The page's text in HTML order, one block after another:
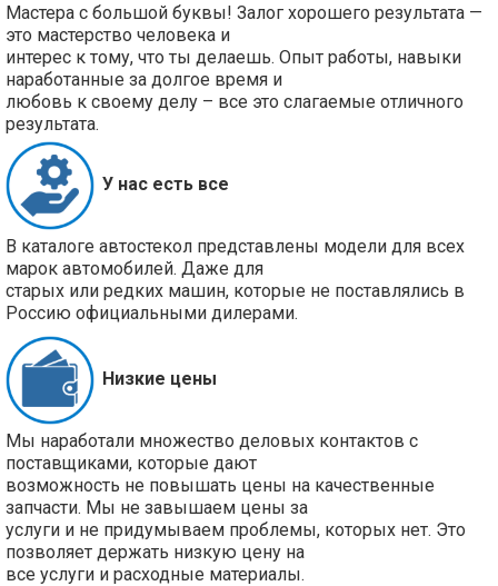
Мастера с большой буквы! Залог хорошего результата —
это мастерство человека и
интерес к тому, что ты делаешь. Опыт работы, навыки
наработанные за долгое время и
любовь к своему делу – все это слагаемые отличного
результата.
У нас есть все
В каталоге автостекол представлены модели для всех
марок автомобилей. Даже для
старых или редких машин, которые не поставлялись в
Россию официальными дилерами.
Низкие цены
Мы наработали множество деловых контактов с
поставщиками, которые дают
возможность не повышать цены на качественные
запчасти. Мы не завышаем цены за
услуги и не придумываем проблемы, которых нет. Это
позволяет держать низкую цену на
все услуги и расходные материалы.